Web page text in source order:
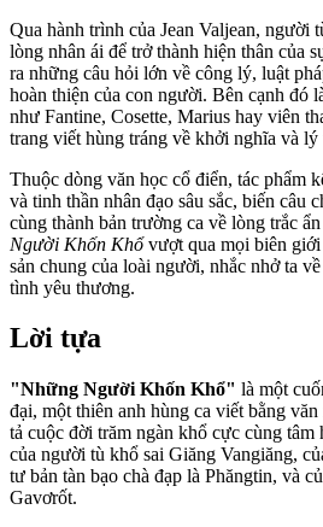
Qua hành trình của Jean Valjean, người
lòng nhân ái để trở thành hiện thân của
ra những câu hỏi lớn về công lý, luật
hoàn thiện của con người. Bên cạnh đó
như Fantine, Cosette, Marius hay viên
trang viết hùng tráng về khởi nghĩa và
Thuộc dòng văn học cổ điển, tác phẩm
và tinh thần nhân đạo sâu sắc, biến câu
cùng thành bản trường ca về lòng trắc
Người Khốn Khổvượt qua mọi biên giới
sản chung của loài người, nhắc nhở ta
tình yêu thương.
Lời tựa
"Những Người Khốn Khổ" là một
đại, một thiên anh hùng ca viết bằng
tả cuộc đời trăm ngàn khổ cực cùng
của người tù khổ sai Giăng Vangiăng,
tư bản tàn bạo chà đạp là Phăngtin, và
Gavơrốt.